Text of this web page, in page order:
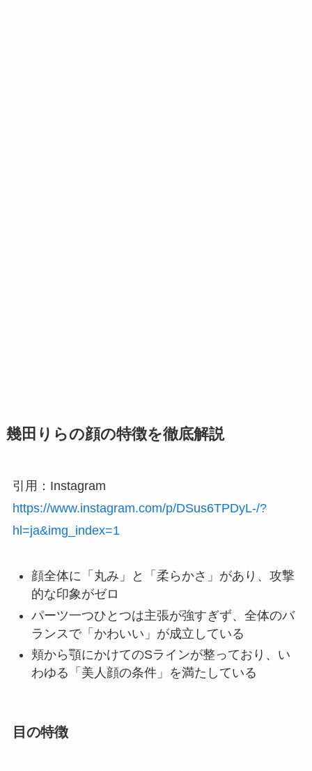
幾田りらの顔の特徴を徹底解説
引用：Instagram
https://www.instagram.com/p/DSus6TPDyL-/?
hl=ja&img_index=1
顔全体に「丸み」と「柔らかさ」があり、攻撃
的な印象がゼロ
パーツ一つひとつは主張が強すぎず、全体のバ
ランスで「かわいい」が成立している
頬から顎にかけてのSラインが整っており、い
わゆる「美人顔の条件」を満たしている
目の特徴